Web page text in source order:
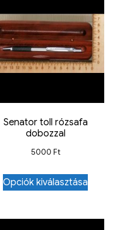
Senator toll rózsafa
dobozzal
5000 Ft
Opciók kiválasztása